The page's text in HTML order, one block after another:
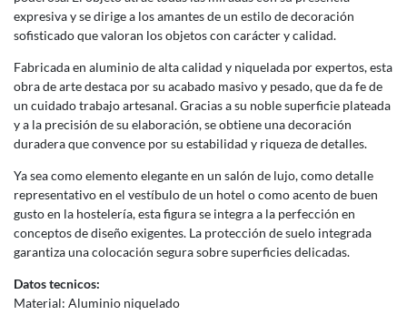
expresiva y se dirige a los amantes de un estilo de decoración
sofisticado que valoran los objetos con carácter y calidad.
Fabricada en aluminio de alta calidad y niquelada por expertos, esta
obra de arte destaca por su acabado masivo y pesado, que da fe de
un cuidado trabajo artesanal. Gracias a su noble superficie plateada
y a la precisión de su elaboración, se obtiene una decoración
duradera que convence por su estabilidad y riqueza de detalles.
Ya sea como elemento elegante en un salón de lujo, como detalle
representativo en el vestíbulo de un hotel o como acento de buen
gusto en la hostelería, esta figura se integra a la perfección en
conceptos de diseño exigentes. La protección de suelo integrada
garantiza una colocación segura sobre superficies delicadas.
Datos tecnicos:
Material: Aluminio niquelado